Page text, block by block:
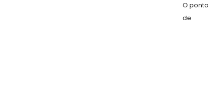
O ponto
de